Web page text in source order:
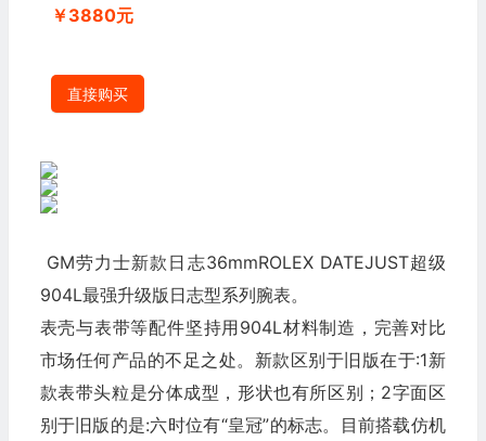
￥3880元
直接购买
GM劳力士新款日志36mmROLEX DATEJUST超级
904L最强升级版日志型系列腕表。
表壳与表带等配件坚持用904L材料制造，完善对比
市场任何产品的不足之处。新款区别于旧版在于:1新
款表带头粒是分体成型，形状也有所区别；2字面区
别于旧版的是:六时位有“皇冠”的标志。目前搭载仿机